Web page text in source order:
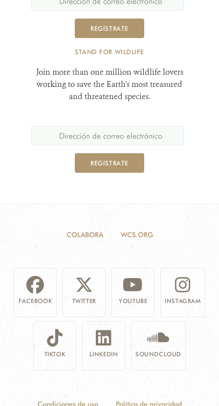
REGÍSTRATE
STAND FOR WILDLIFE
Join more than one million wildlife lovers
working to save the Earth's most treasured
and threatened species.
REGÍSTRATE
COLABORA WCS.ORG
FACEBOOK TWITTER YOUTUBE INSTAGRAM
TIKTOK LINKEDIN SOUNDCLOUD
Condiciones de uso Política de privacidad